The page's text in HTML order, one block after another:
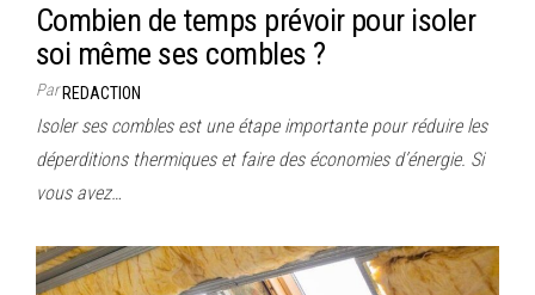
Combien de temps prévoir pour isoler
soi même ses combles ?
ParREDACTION
Isoler ses combles est une étape importante pour réduire les
déperditions thermiques et faire des économies d’énergie. Si
vous avez…